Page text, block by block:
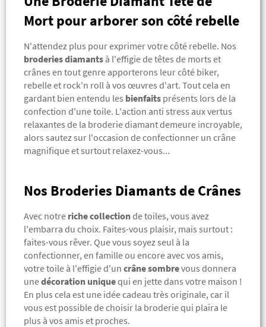
Mort pour arborer son côté rebelle
N'attendez plus pour exprimer votre côté rebelle. Nos
broderies diamants à l'effigie de têtes de morts et
crânes en tout genre apporterons leur côté biker,
rebelle et rock'n roll à vos œuvres d'art. Tout cela en
gardant bien entendu les bienfaits présents lors de la
confection d'une toile. L'action anti stress aux vertus
relaxantes de la broderie diamant demeure incroyable,
alors sautez sur l'occasion de confectionner un crâne
magnifique et surtout relaxez-vous...
Nos Broderies Diamants de Crânes
Avec notre riche collectionde toiles, vous avez
l'embarra du choix. Faites-vous plaisir, mais surtout :
faites-vous rêver. Que vous soyez seul à la
confectionner, en famille ou encore avec vos amis,
votre toile à l'effigie d'un crâne sombrevous donnera
unedécoration uniquequi en jette dans votre maison !
En plus cela est une idée cadeau très originale, car il
vous est possible de choisir la broderie qui plaira le
plus à vos amis et proches.